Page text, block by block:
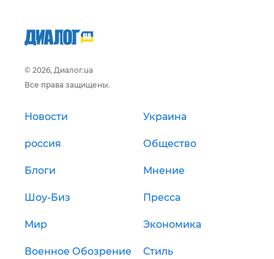
© 2026, Диалог.ua
Все права защищены.
Новости Украина
россия Общество
Блоги Мнение
Шоу-Биз Пресса
Мир Экономика
Военное Обозрение Стиль